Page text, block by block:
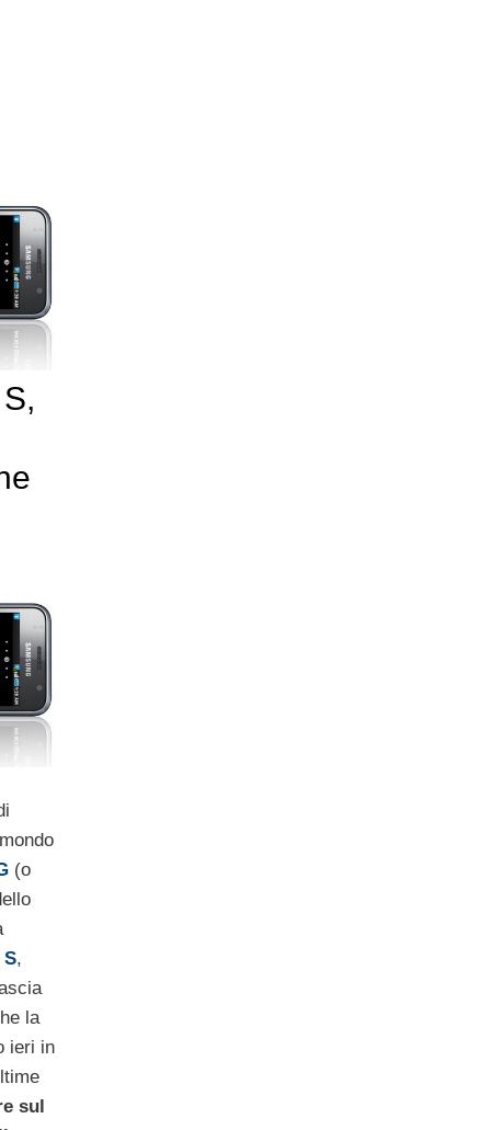
(o
S,
la
ieri in
sul